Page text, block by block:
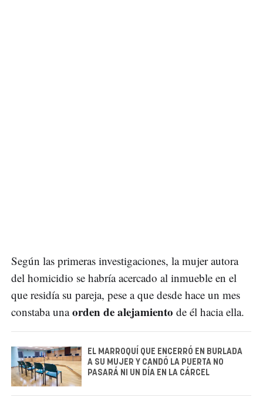
Según las primeras investigaciones, la mujer autora
del homicidio se habría acercado al inmueble en el
que residía su pareja, pese a que desde hace un mes
constaba unaorden de alejamiento de él hacia ella.
EL MARROQUÍ QUE ENCERRÓ EN BURLADA
A SU MUJER Y CANDÓ LA PUERTA NO
PASARÁ NI UN DÍA EN LA CÁRCEL